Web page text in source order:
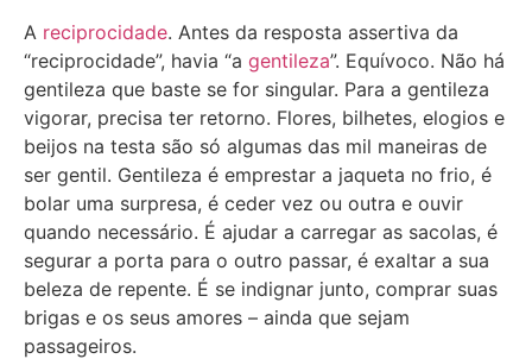
A reciprocidade. Antes da resposta assertiva da
“reciprocidade”, havia “a gentileza”. Equívoco. Não há
gentileza que baste se for singular. Para a gentileza
vigorar, precisa ter retorno. Flores, bilhetes, elogios e
beijos na testa são só algumas das mil maneiras de
ser gentil. Gentileza é emprestar a jaqueta no frio, é
bolar uma surpresa, é ceder vez ou outra e ouvir
quando necessário. É ajudar a carregar as sacolas, é
segurar a porta para o outro passar, é exaltar a sua
beleza de repente. É se indignar junto, comprar suas
brigas e os seus amores – ainda que sejam
passageiros.